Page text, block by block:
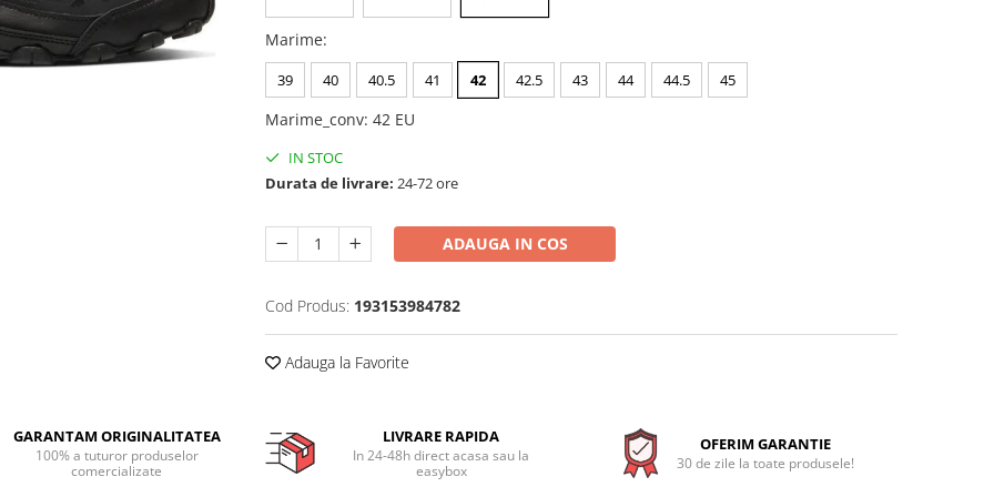
Marime:
39 40 40.5 41 42 42.5 43 44 44.5 45
Marime_conv: 42 EU
IN STOC
Durata de livrare: 24-72 ore
ADAUGA IN COS
Cod Produs: 193153984782
Adauga la Favorite
GARANTAM ORIGINALITATEA
100% a tuturor produselor
comercializate
LIVRARE RAPIDA
In 24-48h direct acasa sau la
easybox
OFERIM GARANTIE
30 de zile la toate produsele!